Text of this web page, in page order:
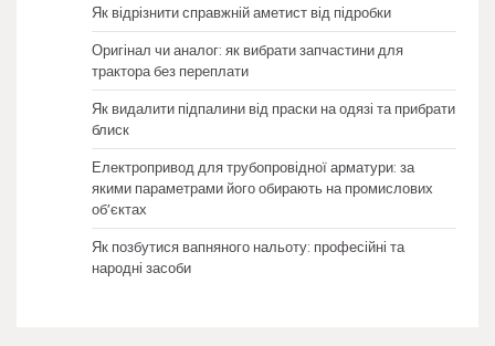
Як відрізнити справжній аметист від підробки
Оригінал чи аналог: як вибрати запчастини для
трактора без переплати
Як видалити підпалини від праски на одязі та прибрати
блиск
Електропривод для трубопровідної арматури: за
якими параметрами його обирають на промислових
об’єктах
Як позбутися вапняного нальоту: професійні та
народні засоби